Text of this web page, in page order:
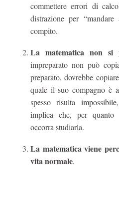
commettere errori di
distrazione per
compito.
La matematica non si
impreparato non può
preparato, dovrebbe
quale il suo compagno è
spesso risulta
implica che, per quanto
occorra studiarla.
La matematica viene
vita normale.